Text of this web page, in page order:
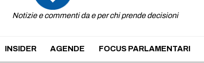
Notizie e commenti da e per chi prende decisioni
INSIDER AGENDE FOCUS PARLAMENTARI